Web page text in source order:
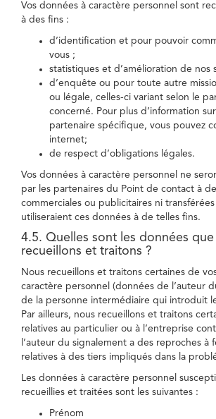
Vos données à caractère personnel sont
à des fins :
d’identification et pour pouvoir
vous ;
statistiques et d’amélioration de nos
d’enquête ou pour toute autre
ou légale, celles-ci variant selon le
concerné. Pour plus d’information
partenaire spécifique, vous pouvez
internet;
de respect d’obligations légales.
Vos données à caractère personnel ne
par les partenaires du Point de contact à
commerciales ou publicitaires ni
utiliseraient ces données à de telles fins.
4.5. Quelles sont les données que
recueillons et traitons ?
Nous recueillons et traitons certaines de
caractère personnel (données de l’auteur
de la personne intermédiaire qui introduit
Par ailleurs, nous recueillons et traitons
relatives au particulier ou à l’entreprise
l’auteur du signalement a des reproches à
relatives à des tiers impliqués dans la
Les données à caractère personnel
recueillies et traitées sont les suivantes :
Prénom